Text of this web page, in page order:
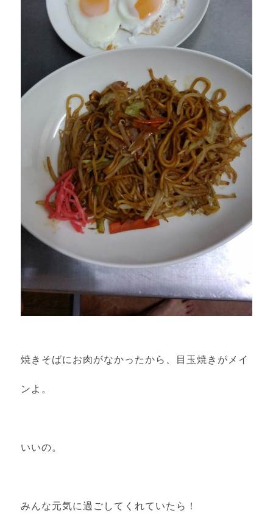
焼きそばにお肉がなかったから、目玉焼きがメイ
ンよ。
いいの。
みんな元気に過ごしてくれていたら！